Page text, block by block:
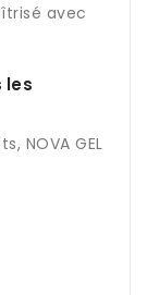
avec
les
NOVA GEL